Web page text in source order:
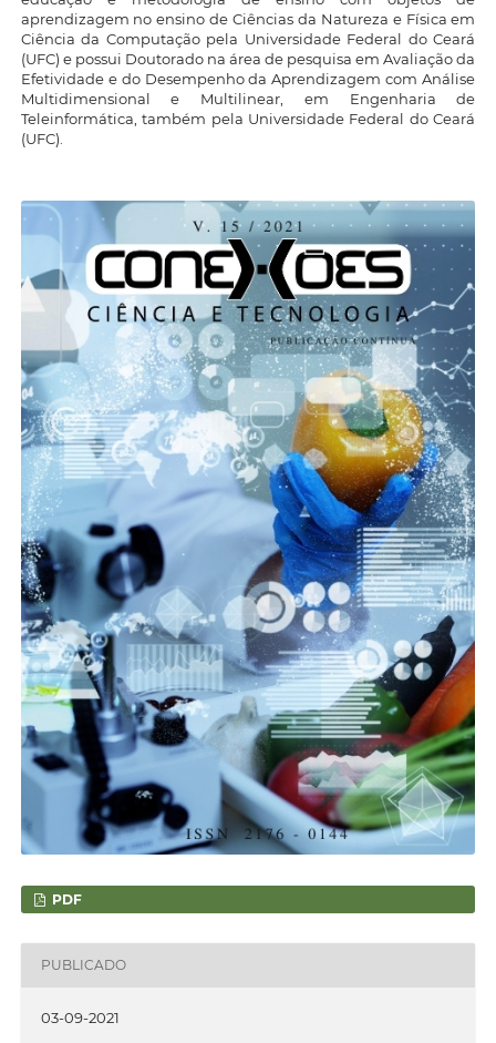
aprendizagem no ensino de Ciências da Natureza e Física em
Ciência da Computação pela Universidade Federal do Ceará
(UFC) e possui Doutorado na área de pesquisa em Avaliação da
Efetividade e do Desempenho da Aprendizagem com Análise
Multidimensional e Multilinear, em Engenharia de
Teleinformática, também pela Universidade Federal do Ceará
(UFC).
PDF
PUBLICADO
03-09-2021